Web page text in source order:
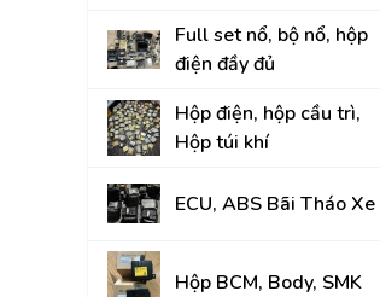
Full set nổ, bộ nổ, hộp
điện đầy đủ
Hộp điện, hộp cầu trì,
Hộp túi khí
ECU, ABS Bãi Tháo Xe
Hộp BCM, Body, SMK